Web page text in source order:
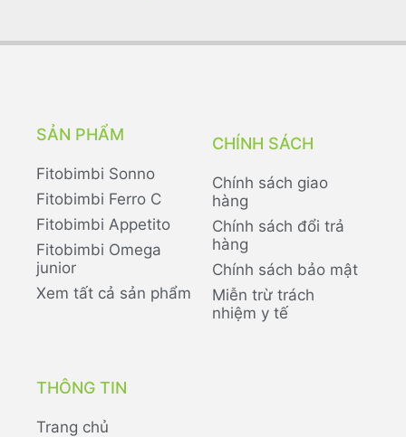
SẢN PHẨM
Fitobimbi Sonno
Fitobimbi Ferro C
Fitobimbi Appetito
Fitobimbi Omega
junior
Xem tất cả sản phẩm
CHÍNH SÁCH
Chính sách giao
hàng
Chính sách đổi trả
hàng
Chính sách bảo mật
Miễn trừ trách
nhiệm y tế
THÔNG TIN
Trang chủ